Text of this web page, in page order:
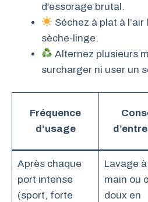
d’essorage brutal.
Séchez à plat à
sèche-linge.
Alternez plusieurs
surcharger ni user un
Fréquence
d’usage
Après chaque
port intense
(sport, forte
Lavage
main ou
doux en